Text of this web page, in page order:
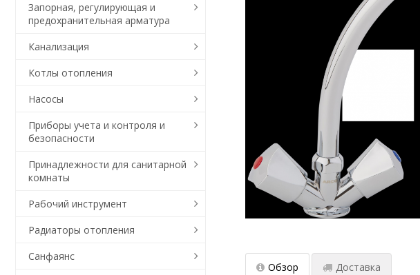
Обзор Доставка
Запорная, регулирующая и
предохранительная арматура
Канализация
Котлы отопления
Насосы
Приборы учета и контроля и
безопасности
Принадлежности для санитарной
комнаты
Рабочий инструмент
Радиаторы отопления
Санфаянс